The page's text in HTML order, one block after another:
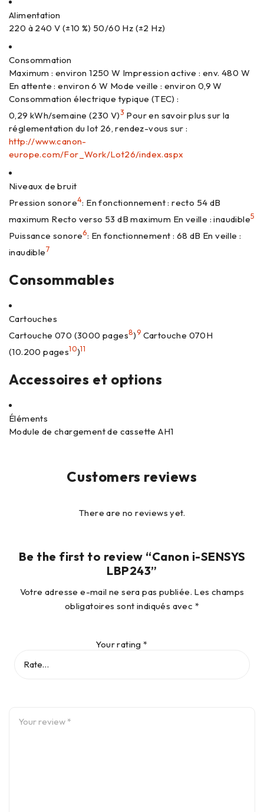
Alimentation
220 à 240 V (±10 %) 50/60 Hz (±2 Hz)
Consommation
Maximum : environ 1250 W Impression active : env. 480 W
En attente : environ 6 W Mode veille : environ 0,9 W
Consommation électrique typique (TEC) :
0,29 kWh/semaine (230 V)3 Pour en savoir plus sur la
réglementation du lot 26, rendez-vous sur :
http://www.canon-
europe.com/For_Work/Lot26/index.aspx
Niveaux de bruit
Pression sonore4: En fonctionnement : recto 54 dB
maximum Recto verso 53 dB maximum En veille : inaudible5
Puissance sonore6: En fonctionnement : 68 dB En veille :
inaudible7
Consommables
Cartouches
Cartouche 070 (3000 pages8)9 Cartouche 070H
(10.200 pages10)11
Accessoires et options
Éléments
Module de chargement de cassette AH1
Customers reviews
There are no reviews yet.
Be the first to review “Canon i-SENSYS
LBP243”
Votre adresse e-mail ne sera pas publiée. Les champs
obligatoires sont indiqués avec *
Your rating*